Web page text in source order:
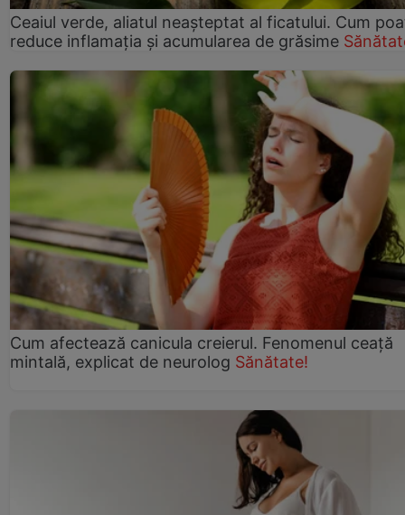
Ceaiul verde, aliatul neașteptat al ficatului. Cum
reduce inflamația și acumularea de grăsime
Cum afectează canicula creierul. Fenomenul ceață
mintală, explicat de neurolog Sănătate!